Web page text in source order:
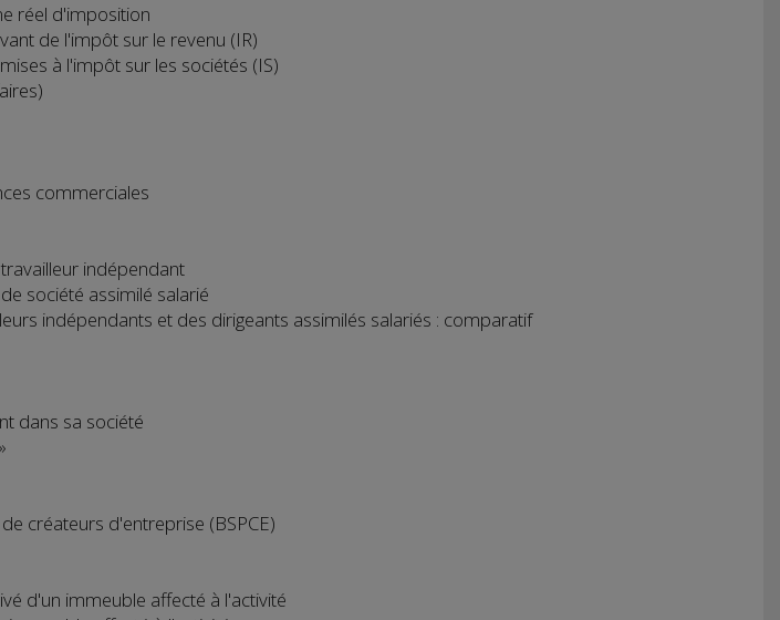
réel d'imposition
de l'impôt sur le revenu (IR)
à l'impôt sur les sociétés (IS)
commerciales
indépendant
société assimilé salarié
indépendants et des dirigeants assimilés salariés : comparatif
dans sa société
créateurs d'entreprise (BSPCE)
d'un immeuble affecté à l'activité